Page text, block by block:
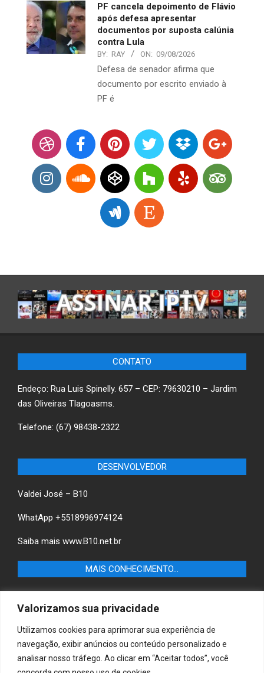
Valorizamos sua privacidade
Utilizamos cookies para aprimorar sua experiência de
navegação, exibir anúncios ou conteúdo personalizado e
analisar nosso tráfego. Ao clicar em “Aceitar todos”, você
PF cancela depoimento de Flávio
após defesa apresentar
documentos por suposta calúnia
contra Lula
BY: RAY ON: 09/08/2026
Defesa de senador afirma que
documento por escrito enviado à
PF é
CONTATO
Endeço: Rua Luis Spinelly. 657 – CEP: 79630210 – Jardim
das Oliveiras Tlagoasms.
Telefone: (67) 98438-2322
DESENVOLVEDOR
Valdei José – B10
WhatApp +5518996974124
Saiba mais www.B10.net.br
MAIS CONHECIMENTO…
Castilho-SP e descubra as melhores empresas e serviços
locais.
B10 Brasil – Informação e Poder